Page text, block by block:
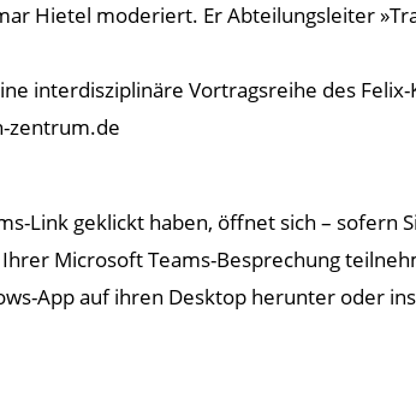
Hietel moderiert. Er Abteilungsleiter
interdisziplinäre Vortragsreihe des
zentrum.de
Link geklickt haben, öffnet sich –
Microsoft Teams-Besprechung
App auf ihren Desktop herunter oder